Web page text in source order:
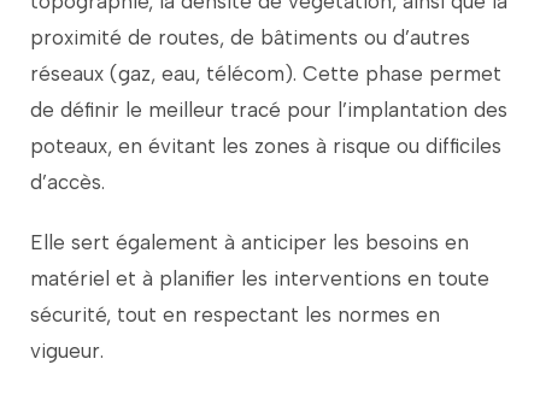
proximité de routes, de bâtiments ou d’autres
réseaux (gaz, eau, télécom). Cette phase permet
de définir le meilleur tracé pour l’implantation des
poteaux, en évitant les zones à risque ou difficiles
d’accès.
Elle sert également à anticiper les besoins en
matériel et à planifier les interventions en toute
sécurité, tout en respectant les normes en
vigueur.